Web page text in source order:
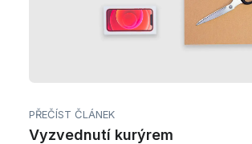
PŘEČÍST ČLÁNEK
Vyzvednutí kurýrem